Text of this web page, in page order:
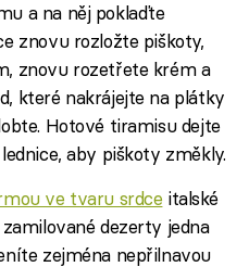
a na něj poklaďte
znovu rozložte piškoty,
znovu rozetřete krém a
které nakrájejte na plátky
Hotové tiramisu dejte
aby piškoty změkly.
ve tvaru srdceitalské
dezerty jedna
zejména nepřilnavou